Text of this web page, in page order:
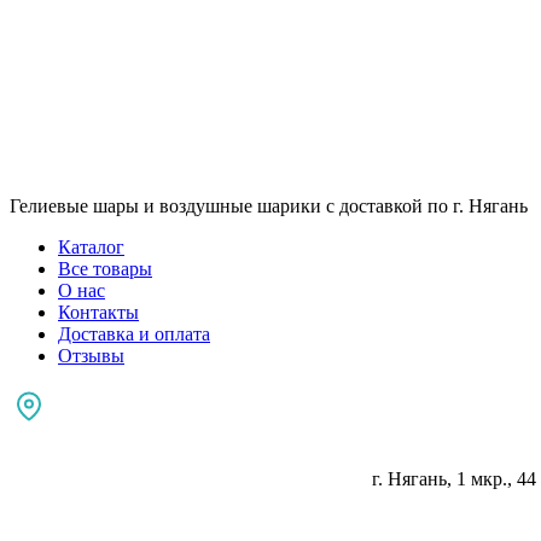
Гелиевые шары и воздушные шарики с доставкой по г. Нягань
Каталог
Все товары
О нас
Контакты
Доставка и оплата
Отзывы
г. Нягань, 1 мкр., 44